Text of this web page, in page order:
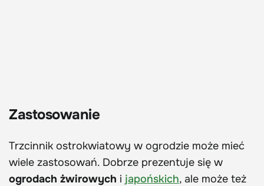
Zastosowanie
Trzcinnik ostrokwiatowy w ogrodzie może mieć
wiele zastosowań. Dobrze prezentuje się w
ogrodach żwirowych i japońskich, ale może też